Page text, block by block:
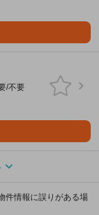
/不要
件情報に誤りがある場